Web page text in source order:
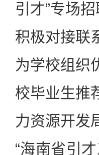
引才”专场
积极对接联
为学校组织
校毕业生推
力资源开发
“海南省引